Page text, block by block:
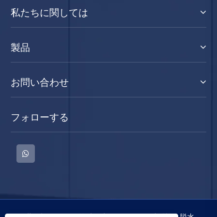
私たちに関しては
製品
お問い合わせ
フォローする